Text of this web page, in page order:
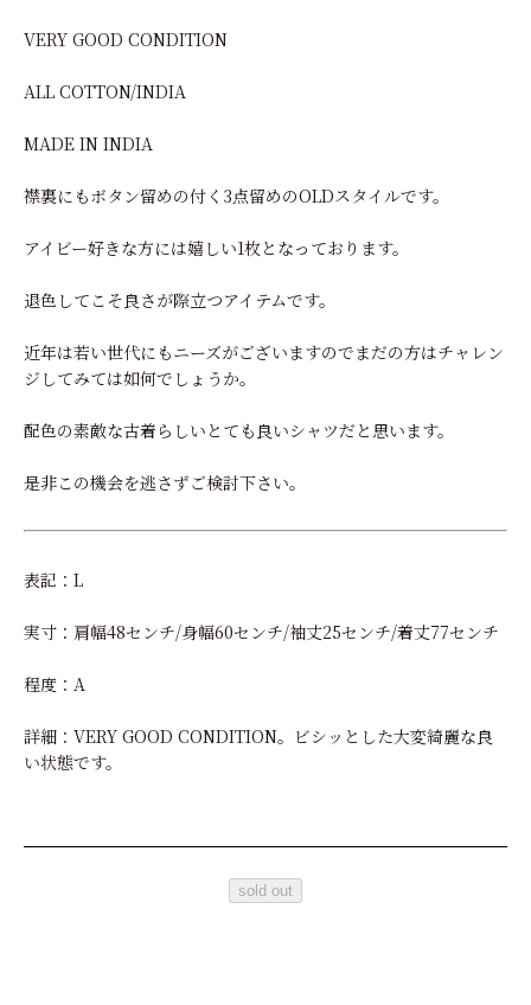
VERY GOOD CONDITION
ALL COTTON/INDIA
MADE IN INDIA
襟裏にもボタン留めの付く3点留めのOLDスタイルです。
アイビー好きな方には嬉しい1枚となっております。
退色してこそ良さが際立つアイテムです。
近年は若い世代にもニーズがございますのでまだの方はチャレン
ジしてみては如何でしょうか。
配色の素敵な古着らしいとても良いシャツだと思います。
是非この機会を逃さずご検討下さい。
表記：L
実寸：肩幅48センチ/身幅60センチ/袖丈25センチ/着丈77センチ
程度：A
詳細：VERY GOOD CONDITION。ビシッとした大変綺麗な良
い状態です。
sold out